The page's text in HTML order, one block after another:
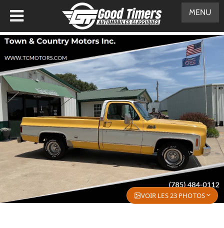
VOIR LES 23 PHOTOS
MENU